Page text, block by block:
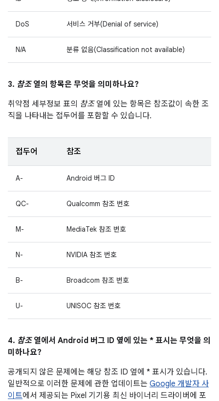
DoS 서비스 거부(Denial of service)
N/A 분류 없음(Classification not available)
3. 참조열의 항목은 무엇을 의미하나요?
취약점 세부정보 표의 참조열에 있는 항목은 참조값이 속한 조
직을 나타내는 접두어를 포함할 수 있습니다.
접두어 참조
A- Android 버그 ID
QC- Qualcomm 참조 번호
M- MediaTek 참조 번호
N- NVIDIA 참조 번호
B- Broadcom 참조 번호
U- UNISOC 참조 번호
4. 참조열에서 Android 버그 ID 옆에 있는 * 표시는 무엇을 의
미하나요?
공개되지 않은 문제에는 해당 참조 ID 옆에 * 표시가 있습니다.
일반적으로 이러한 문제에 관한 업데이트는 Google 개발자 사
이트에서 제공되는 Pixel 기기용 최신 바이너리 드라이버에 포